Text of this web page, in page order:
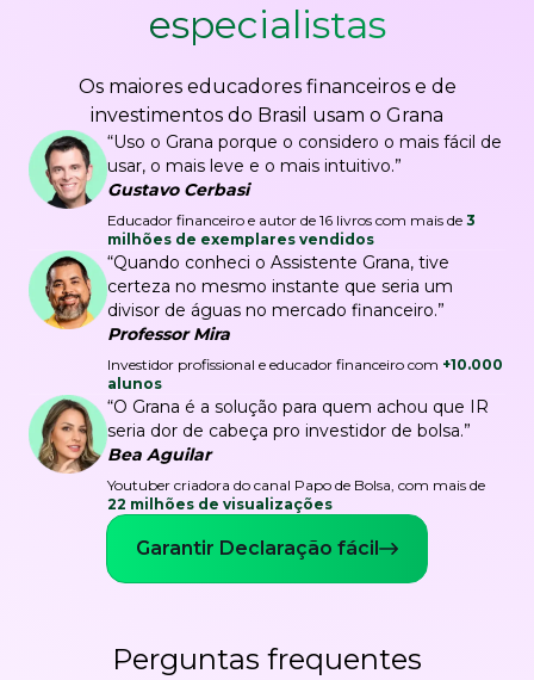
especialistas
Os maiores educadores financeiros e de
investimentos do Brasil usam o Grana
“Uso o Grana porque o considero o mais fácil de
usar, o mais leve e o mais intuitivo.”
Gustavo Cerbasi
Educador financeiro e autor de 16 livros com mais de 3
milhões de exemplares vendidos
“Quando conheci o Assistente Grana, tive
certeza no mesmo instante que seria um
divisor de águas no mercado financeiro.”
Professor Mira
Investidor profissional e educador financeiro com +10.000
alunos
“O Grana é a solução para quem achou que IR
seria dor de cabeça pro investidor de bolsa.”
Bea Aguilar
Youtuber criadora do canal Papo de Bolsa, com mais de
22 milhões de visualizações
Garantir Declaração fácil
Perguntas frequentes